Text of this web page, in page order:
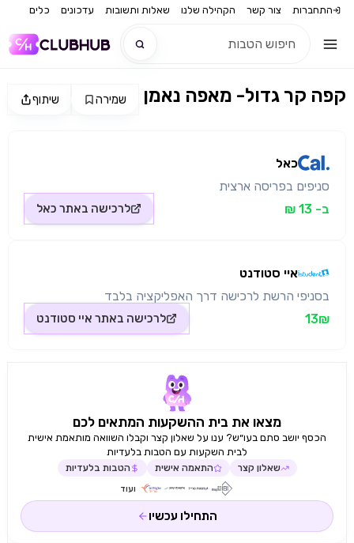
התחברות צור קשר הקהילה שלנו שאלות ותשובות עדכונים כלים
שיתוף שמירה קפה קר גדול- מאפה נאמן
כאל
סניפים בפריסה ארצית
ב- 13 ₪
לרכישה באתר כאל
איי סטודנט
בסניפי הרשת לרכישה דרך האפליקציה בלבד
13₪
לרכישה באתר איי סטודנט
מצאו את בית ההשקעות המתאים לכם
הכסף יושב סתם בעו״ש? ענו על שאלון קצר וקבלו השוואה מותאמת אישית
לבית השקעות עם הטבות בלעדיות
שאלון קצר התאמה אישית הטבות בלעדיות
ועוד
התחילו עכשיו